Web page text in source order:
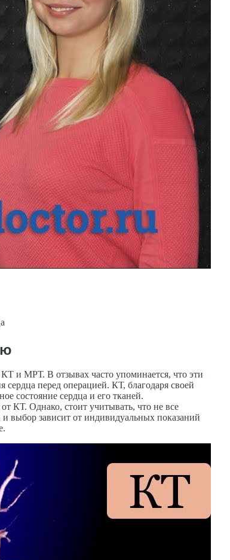
и МРТ. В отзывах часто упоминается, что эти
перед операцией. КТ, благодаря своей
состояние сердца и его тканей.
КТ. Однако, стоит учитывать, что не все
выбор зависит от индивидуальных показаний